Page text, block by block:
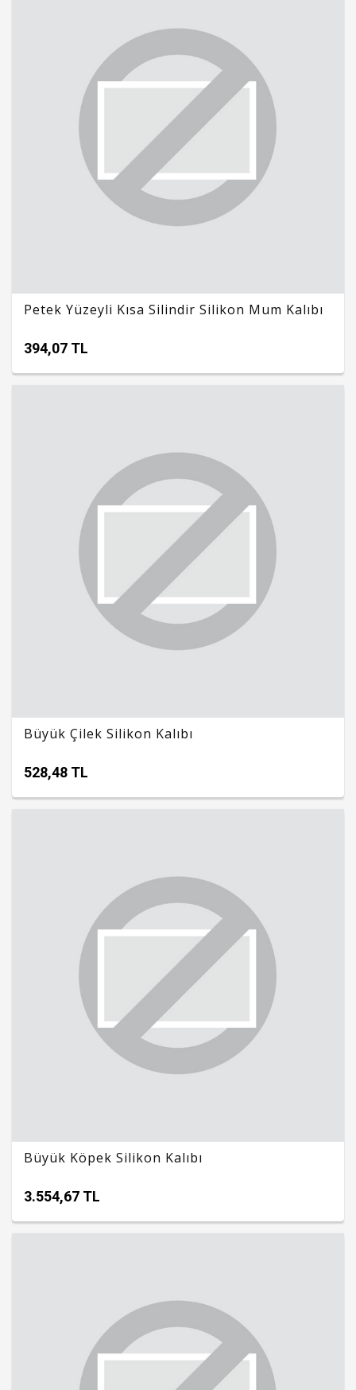
Petek Yüzeyli Kısa Silindir Silikon Mum Kalıbı
394,07 TL
Büyük Çilek Silikon Kalıbı
528,48 TL
Büyük Köpek Silikon Kalıbı
3.554,67 TL